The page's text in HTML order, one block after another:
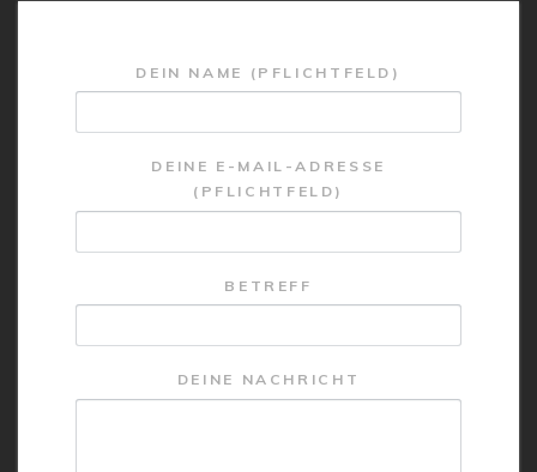
DEIN NAME (PFLICHTFELD)
DEINE E-MAIL-ADRESSE
(PFLICHTFELD)
BETREFF
DEINE NACHRICHT